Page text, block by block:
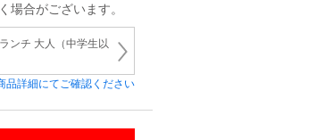
場合がございます。
ンチ 大人（中学生以
品詳細にてご確認ください